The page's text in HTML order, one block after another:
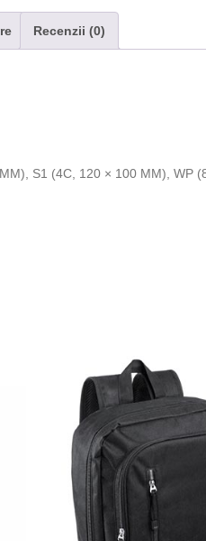
Recenzii (0)
S1 (4C, 120 × 100 MM), WP